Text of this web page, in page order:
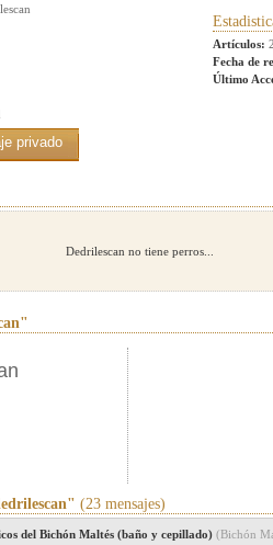
Artículos:
Fecha de
Último
Dedrilescan no tiene perros...
(23 mensajes)
del Bichón Maltés (baño y cepillado) (Bichón